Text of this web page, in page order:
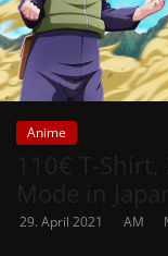
Anime
29. April 2021 AM